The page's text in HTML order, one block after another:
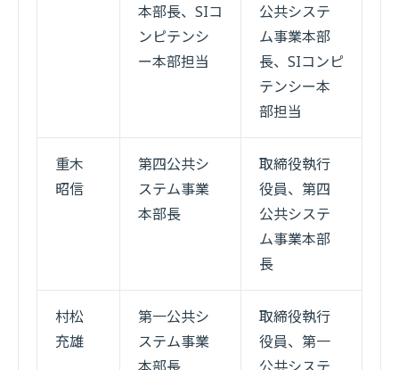
本部長、SIコ
ンピテンシ
ー本部担当
公共システ
ム事業本部
長、SIコンピ
テンシー本
部担当
重木
昭信
第四公共シ
ステム事業
本部長
取締役執行
役員、第四
公共システ
ム事業本部
長
村松
充雄
第一公共シ
ステム事業
取締役執行
役員、第一